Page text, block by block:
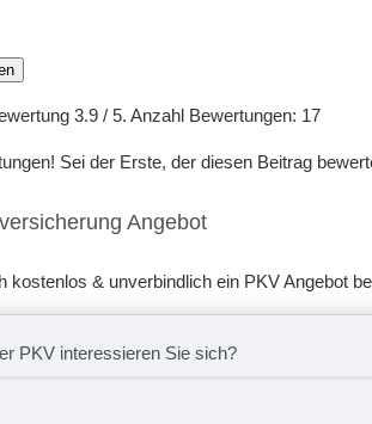
3.9 / 5. Anzahl Bewertungen: 17
Sei der Erste, der diesen Beitrag
Angebot
kostenlos & unverbindlich ein PKV Angebot
PKV interessieren Sie sich?